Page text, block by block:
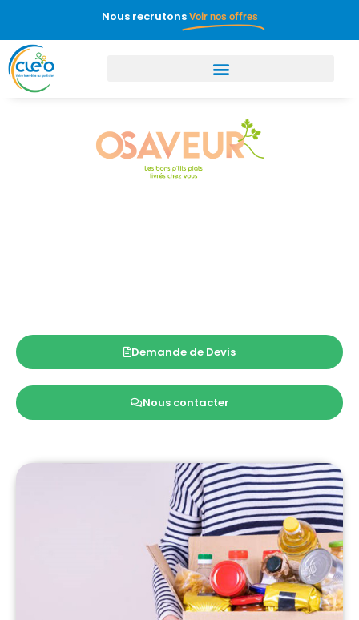
Nous recrutons Voir nos offres
Demande de Devis
Nous contacter